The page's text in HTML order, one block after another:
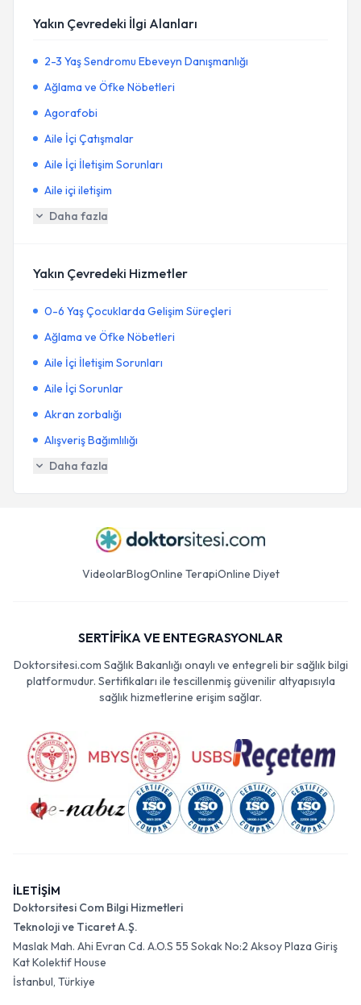
Yakın Çevredeki İlgi Alanları
2-3 Yaş Sendromu Ebeveyn Danışmanlığı
Ağlama ve Öfke Nöbetleri
Agorafobi
Aile İçi Çatışmalar
Aile İçi İletişim Sorunları
Aile içi iletişim
Daha fazla
Yakın Çevredeki Hizmetler
0-6 Yaş Çocuklarda Gelişim Süreçleri
Ağlama ve Öfke Nöbetleri
Aile İçi İletişim Sorunları
Aile İçi Sorunlar
Akran zorbalığı
Alışveriş Bağımlılığı
Daha fazla
VideolarBlogOnline TerapiOnline Diyet
SERTİFİKA VE ENTEGRASYONLAR
Doktorsitesi.com Sağlık Bakanlığı onaylı ve entegreli bir sağlık bilgi
platformudur. Sertifikaları ile tescillenmiş güvenilir altyapısıyla
sağlık hizmetlerine erişim sağlar.
İLETİŞİM
Doktorsitesi Com Bilgi Hizmetleri
Teknoloji ve Ticaret A.Ş.
Maslak Mah. Ahi Evran Cd. A.O.S 55 Sokak No:2 Aksoy Plaza Giriş
Kat Kolektif House
İstanbul, Türkiye